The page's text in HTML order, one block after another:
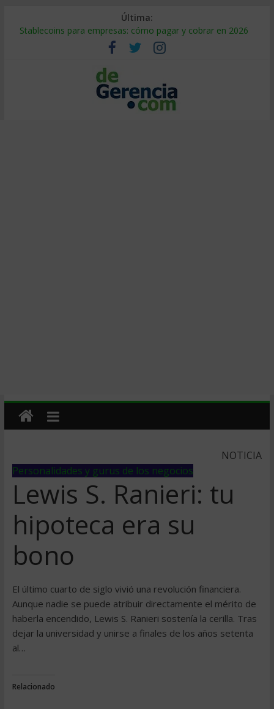
Última:
Stablecoins para empresas: cómo pagar y cobrar en 2026
Despido silencioso: qué es y por qué sale tan caro
IA en selección de personal: cómo auditarla a tiempo
Trabajo forzoso en la cadena de suministro: qué hacer
Mercado hispano de EE. UU.: cómo segmentarlo y venderle
NOTICIA
Personalidades y gurus de los negocios
Lewis S. Ranieri: tu
hipoteca era su
bono
El último cuarto de siglo vivió una revolución financiera.
Aunque nadie se puede atribuir directamente el mérito de
haberla encendido, Lewis S. Ranieri sostenía la cerilla. Tras
dejar la universidad y unirse a finales de los años setenta
al…
Relacionado